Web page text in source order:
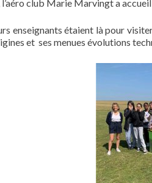
l’aéro club Marie Marvingt a
enseignants étaient là pour
et ses menues évolutions